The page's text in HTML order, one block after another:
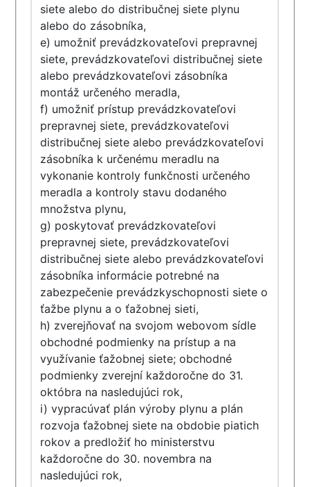
siete alebo do distribučnej siete plynu
alebo do zásobníka,
e) umožniť prevádzkovateľovi prepravnej
siete, prevádzkovateľovi distribučnej siete
alebo prevádzkovateľovi zásobníka
montáž určeného meradla,
f) umožniť prístup prevádzkovateľovi
prepravnej siete, prevádzkovateľovi
distribučnej siete alebo prevádzkovateľovi
zásobníka k určenému meradlu na
vykonanie kontroly funkčnosti určeného
meradla a kontroly stavu dodaného
množstva plynu,
g) poskytovať prevádzkovateľovi
prepravnej siete, prevádzkovateľovi
distribučnej siete alebo prevádzkovateľovi
zásobníka informácie potrebné na
zabezpečenie prevádzkyschopnosti siete o
ťažbe plynu a o ťažobnej sieti,
h) zverejňovať na svojom webovom sídle
obchodné podmienky na prístup a na
využívanie ťažobnej siete; obchodné
podmienky zverejní každoročne do 31.
októbra na nasledujúci rok,
i) vypracúvať plán výroby plynu a plán
rozvoja ťažobnej siete na obdobie piatich
rokov a predložiť ho ministerstvu
každoročne do 30. novembra na
nasledujúci rok,